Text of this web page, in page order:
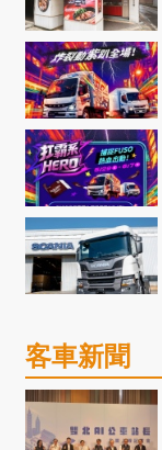
客車新聞